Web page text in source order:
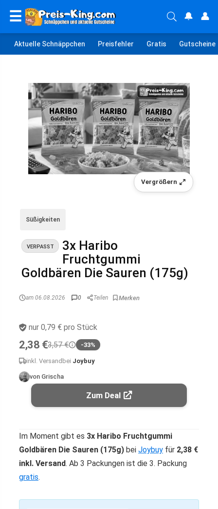
☰ 🔔 👤
Aktuelle Schnäppchen Preisfehler Gratis Gutscheine
Vergrößern
Süßigkeiten
VERPASST
3x Haribo
Fruchtgummi
Goldbären Die Sauren (175g)
am 06.08.2026 0 Teilen
nur 0,79 € pro Stück
2,38 €3,57 € -33%
inkl. Versand bei Joybuy
von Grischa
Zum Deal
Im Moment gibt es 3x Haribo Fruchtgummi
Goldbären Die Sauren (175g) bei Joybuy für 2,38 €
inkl. Versand. Ab 3 Packungen ist die 3. Packung
gratis.